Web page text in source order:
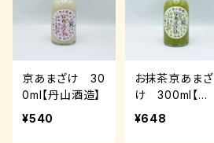
京あまざけ 30
0ml【丹山酒造】
¥540
お抹茶京あまざ
け 300ml【丹
山酒造】
¥648